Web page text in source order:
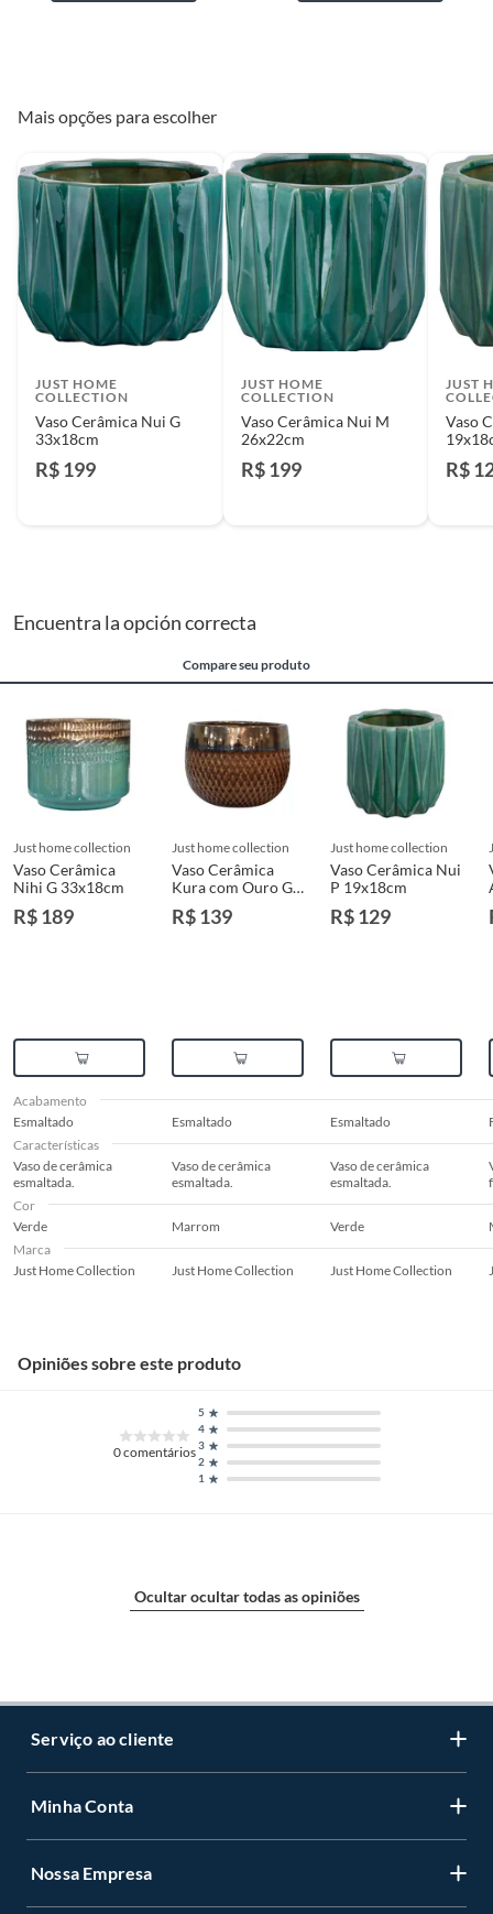
Mais opções para escolher
JUST HOME
COLLECTION
Vaso Cerâmica Nui G
33x18cm
R$ 199
JUST HOME
COLLECTION
Vaso Cerâmica Nui M
26x22cm
R$ 199
JUST
Vaso
R$
Encuentra la opción correcta
Compare seu produto
just home collection
Vaso Cerâmica
Nihi G 33x18cm
R$ 189
just home collection
Vaso Cerâmica
Kura com Ouro G
30x23cm
R$ 139
just home collection
Vaso Cerâmica Nui
P 19x18cm
R$ 129
Acabamento
Esmaltado
Esmaltado Esmaltado
Características
Vaso de cerâmica
esmaltada.
Vaso de cerâmica
esmaltada.
Vaso de cerâmica
esmaltada.
Cor
Verde
Marrom Verde
Marca
Just Home Collection
Just Home Collection Just Home Collection
Opiniões sobre este produto
0comentários
1
2
3
4
5
Ocultar ocultar todas as opiniões
Serviço ao cliente
Centro de ajuda
Minha Conta
Cadastre-se
Nossa Empresa